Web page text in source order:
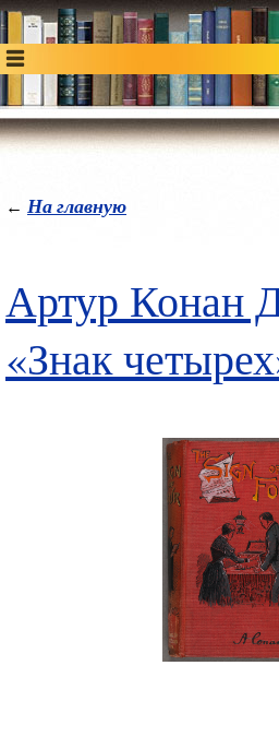
← На главную
Артур Конан
«Знак